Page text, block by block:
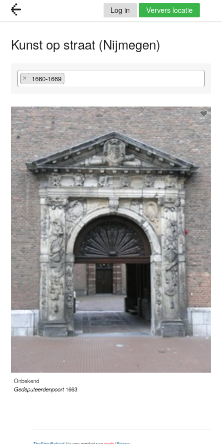
Log in Ververs locatie
Kunst op straat (Nijmegen)
× 1660-1669
Onbekend
Gedeputeerdenpoort 1663